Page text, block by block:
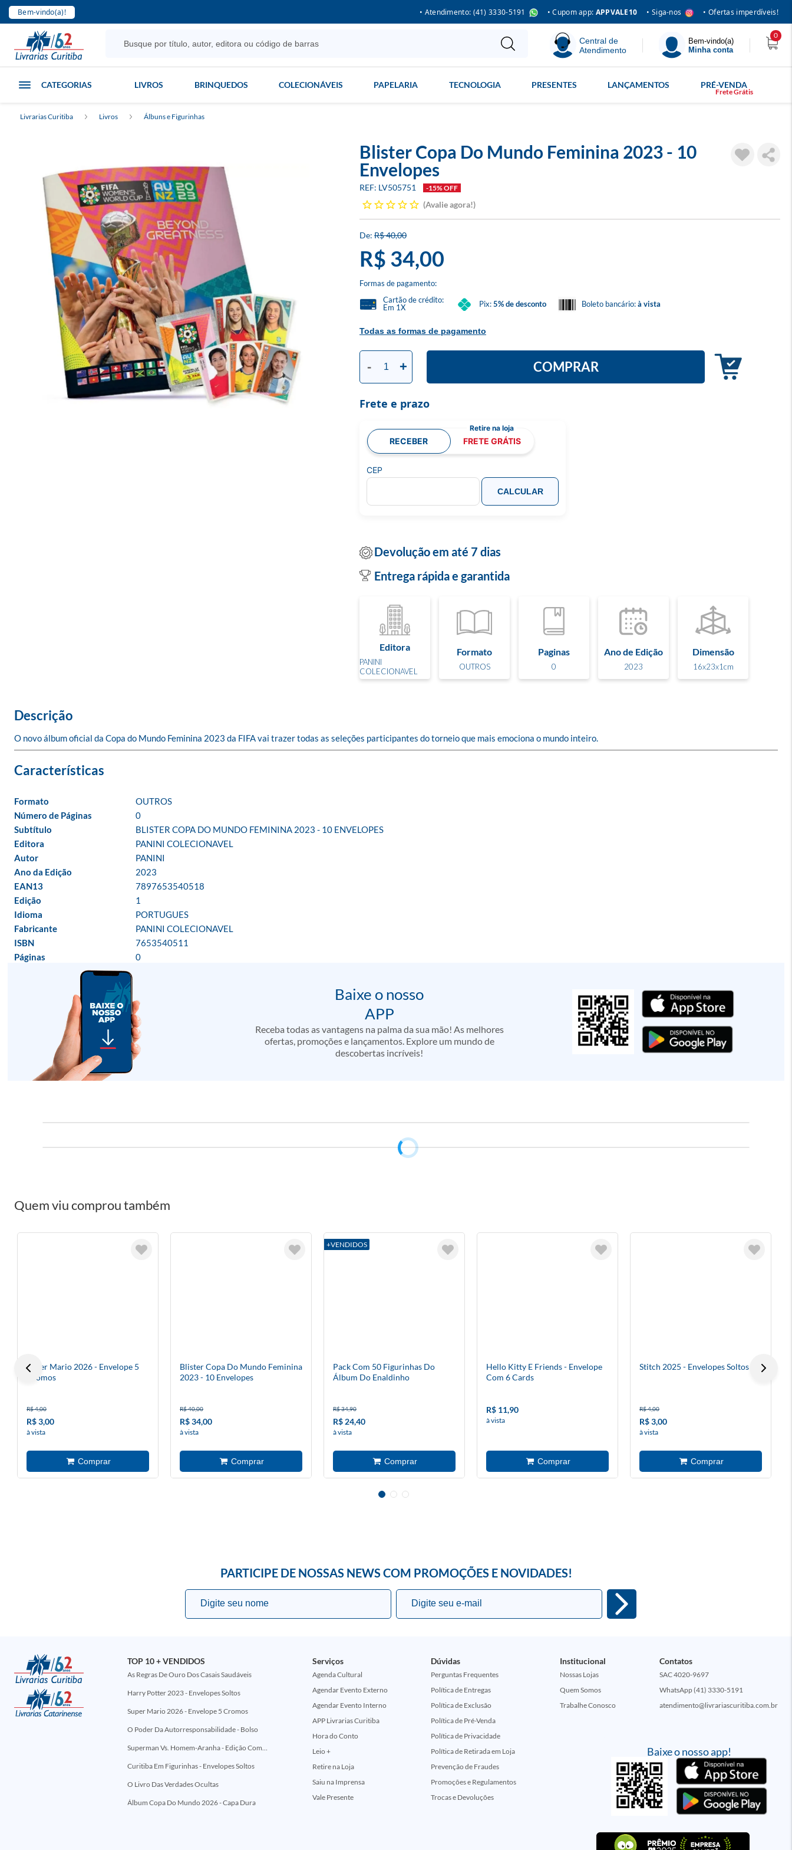
Bem-vindo(a)! • Atendimento: (41) 3330-5191 • Cupom app: APPVALE10 • Siga-nos • Ofertas imperdíveis!
Central de
Atendimento
Bem-vindo(a)
Minha conta
0
CATEGORIAS LIVROS BRINQUEDOS COLECIONÁVEIS PAPELARIA TECNOLOGIA PRESENTES LANÇAMENTOS PRÉ-VENDA
Livrarias Curitiba Livros Álbuns e Figurinhas
Blister Copa Do Mundo Feminina 2023 - 10
Envelopes
LV505751 -15% OFF
Avalie agora!
R$ 40,00
R$ 34,00
Formas de pagamento:
Todas as formas de pagamento
Cartão de crédito:
Em 1X
Pix:5% de desconto Boleto bancário:à vista
- + COMPRAR
Frete e prazo
RECEBER FRETE GRÁTIS
CEP
CALCULAR
Devolução em até 7 dias
Entrega rápida e garantida
Editora
PANINI
COLECIONAVEL
Formato
OUTROS
Paginas
0
Ano de Edição
2023
Dimensão
16x23x1cm
Descrição
O novo álbum oficial da Copa do Mundo Feminina 2023 da FIFA vai trazer todas as seleções participantes do torneio que mais emociona o mundo inteiro.
Formato
OUTROS
Número de Páginas
0
Subtítulo
BLISTER COPA DO MUNDO FEMININA 2023 - 10 ENVELOPES
Editora
PANINI COLECIONAVEL
Autor
PANINI
Ano da Edição
2023
EAN13
7897653540518
Edição
1
Idioma
PORTUGUES
Fabricante
PANINI COLECIONAVEL
ISBN
7653540511
Páginas
0
Baixe o nosso
APP
Receba todas as vantagens na palma da sua mão! As melhores
ofertas, promoções e lançamentos. Explore um mundo de
descobertas incríveis!
Quem viu comprou também
Super Mario 2026 - Envelope 5
Cromos
R$ 4,00
R$ 3,00
à vista
Blister Copa Do Mundo Feminina
2023 - 10 Envelopes
R$ 40,00
R$ 34,00
à vista
+VENDIDOS
Pack Com 50 Figurinhas Do
Álbum Do Enaldinho
R$ 34,90
R$ 24,40
à vista
Hello Kitty E Friends - Envelope
Com 6 Cards
R$ 11,90
à vista
Stitch 2025 - Envelopes Soltos
R$ 4,00
R$ 3,00
à vista
PARTICIPE DE NOSSAS NEWS COM PROMOÇÕES E NOVIDADES!
Baixe o nosso app!
TOP 10 + VENDIDOS
As Regras De Ouro Dos Casais Saudáveis
Harry Potter 2023 - Envelopes Soltos
Super Mario 2026 - Envelope 5 Cromos
O Poder Da Autorresponsabilidade - Bolso
Superman Vs. Homem-Aranha - Edição Comemorativa 50 Anos (Encontros Clássicos Dc E Marvel)
Curitiba Em Figurinhas - Envelopes Soltos
O Livro Das Verdades Ocultas
Álbum Copa Do Mundo 2026 - Capa Dura
Serviços
Agenda Cultural
Agendar Evento Externo
Agendar Evento Interno
APP Livrarias Curitiba
Hora do Conto
Leio +
Retire na Loja
Saiu na Imprensa
Vale Presente
Dúvidas
Perguntas Frequentes
Política de Entregas
Política de Exclusão
Política de Pré-Venda
Política de Privacidade
Política de Retirada em Loja
Prevenção de Fraudes
Promoções e Regulamentos
Trocas e Devoluções
Institucional
Nossas Lojas
Quem Somos
Trabalhe Conosco
Contatos
SAC 4020-9697
WhatsApp (41) 3330-5191
atendimento@livrariascuritiba.com.br